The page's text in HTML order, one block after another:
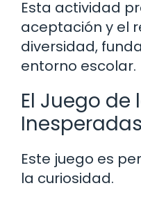
Esta actividad
aceptación y el
diversidad,
entorno escolar.
El Juego de
Inesperadas
Este juego es
la curiosidad.